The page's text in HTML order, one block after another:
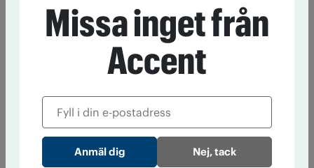
Missa inget från
Accent
Nej, tack